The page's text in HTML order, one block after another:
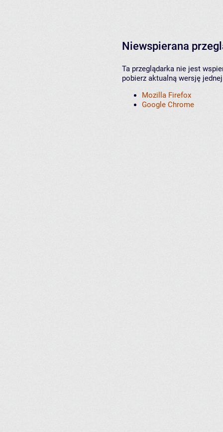
Niewspierana
Ta przeglądarka nie jest
pobierz aktualną wersję
Mozilla Firefox
Google Chrome